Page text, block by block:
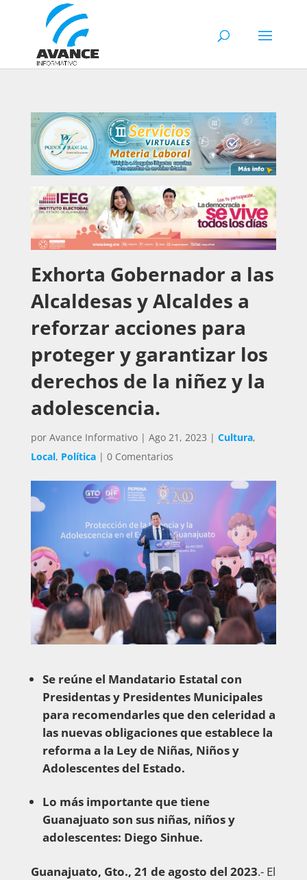
Exhorta Gobernador a las
Alcaldesas y Alcaldes a
reforzar acciones para
proteger y garantizar los
derechos de la niñez y la
adolescencia.
por Avance Informativo| Ago 21, 2023 | Cultura,
Local, Política| 0 Comentarios
Se reúne el Mandatario Estatal con
Presidentas y Presidentes Municipales
para recomendarles que den celeridad a
las nuevas obligaciones que establece la
reforma a la Ley de Niñas, Niños y
Adolescentes del Estado.
Lo más importante que tiene
Guanajuato son sus niñas, niños y
adolescentes: Diego Sinhue.
Guanajuato, Gto., 21 de agosto del 2023.- El